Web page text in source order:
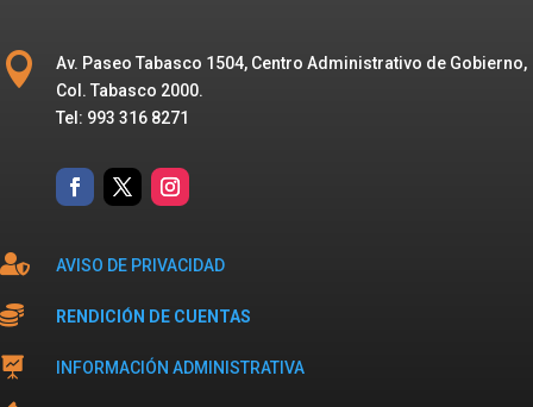

Av. Paseo Tabasco 1504, Centro Administrativo de Gobierno,
Col. Tabasco 2000.
Tel: 993 316 8271
 AVISO DE PRIVACIDAD
 RENDICIÓN DE CUENTAS
 INFORMACIÓN ADMINISTRATIVA